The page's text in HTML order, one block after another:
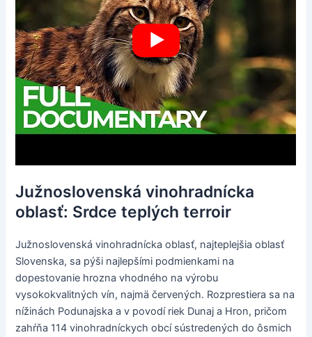
Južnoslovenská vinohradnícka
oblasť: Srdce teplých terroir
Južnoslovenská vinohradnícka oblasť, najteplejšia oblasť
Slovenska, sa pýši najlepšími podmienkami na
dopestovanie hrozna vhodného na výrobu
vysokokvalitných vín, najmä červených. Rozprestiera sa na
nížinách Podunajska a v povodí riek Dunaj a Hron, pričom
zahŕňa 114 vinohradníckych obcí sústredených do ôsmich